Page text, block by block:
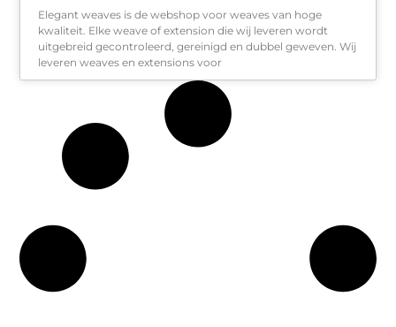
Elegant weaves is de webshop voor weaves van hoge
kwaliteit. Elke weave of extension die wij leveren wordt
uitgebreid gecontroleerd, gereinigd en dubbel geweven. Wij
leveren weaves en extensions voor